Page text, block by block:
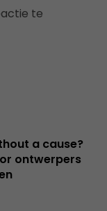
te
a cause?
ontwerpers